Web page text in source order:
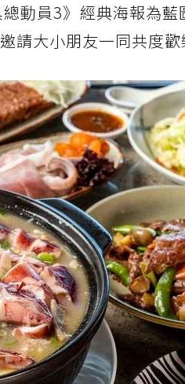
動員3》經典海報為藍
請大小朋友一同共度歡